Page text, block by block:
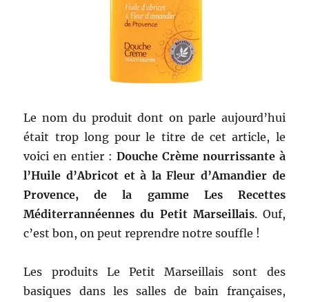
Le nom du produit dont on parle aujourd’hui
était trop long pour le titre de cet article, le
voici en entier : Douche Crème nourrissante à
l’Huile d’Abricot et à la Fleur d’Amandier de
Provence, de la gamme Les Recettes
Méditerrannéennes du Petit Marseillais. Ouf,
c’est bon, on peut reprendre notre souffle !
Les produits Le Petit Marseillais sont des
basiques dans les salles de bain françaises,